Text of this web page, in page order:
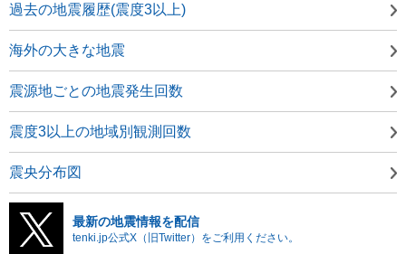
過去の地震履歴(震度3以上)
海外の大きな地震
震源地ごとの地震発生回数
震度3以上の地域別観測回数
震央分布図
最新の地震情報を配信
tenki.jp公式X（旧Twitter）をご利用ください。